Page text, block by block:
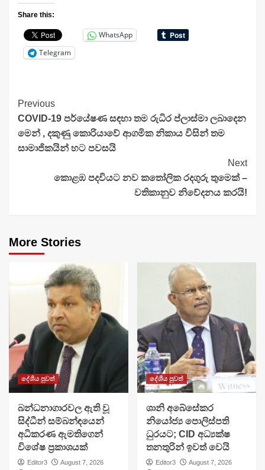
Share this:
WhatsApp
Telegram
Continue
Reading
Previous
COVID-19 පර්යේෂණ සඳහා තම රුධිර ප්ලාස්මා ලබාදෙන
මෙන් , දකුණු කොරියාවේ ආගමික නිකාය විසින් තම
සාමාජිකයින් හට පවසයි
Next
කොළඹ පදවියට නව කතෝලික රදගුරු තුමෙක් –
වතිකානුව නිවේදනය කරයි!
More Stories
දේශීය පුවත්
බන්ධනාගාරවල ඇති වූ
සිද්ධීන් සම්බන්ඳයෙන්
අධිකරණ ඇමතිගෙන්
විශේෂ ප්‍රකාශයක්
Editor3
August 7, 2026
දේශීය පුවත්
ශානි අබේසේකර
නියෝජ්‍ය පොලිස්පති
ධුරයට; CID අධ්‍යක්ෂ
තනතුරින් ඉවත් වෙයි
Editor3
August 7, 2026